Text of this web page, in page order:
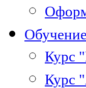
Обучение
Курс
Курс